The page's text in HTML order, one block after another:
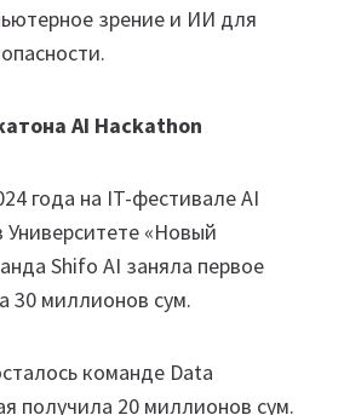
зрение и ИИ для
AI Hackathon
года на IT-фестивале AI
Университете «Новый
Shifo AI заняла первое
30 миллионов сум.
команде Data
получила 20 миллионов сум.